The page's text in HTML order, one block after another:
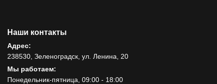
Наши контакты
Адрес:
238530, Зеленоградск, ул. Ленина, 20
Мы работаем:
Понедельник-пятница, 09:00 - 18:00